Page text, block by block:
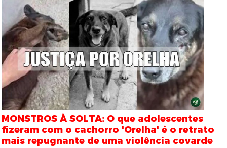
MONSTROS À SOLTA: O que adolescentes
fizeram com o cachorro 'Orelha' é o retrato
mais repugnante de uma violência covarde